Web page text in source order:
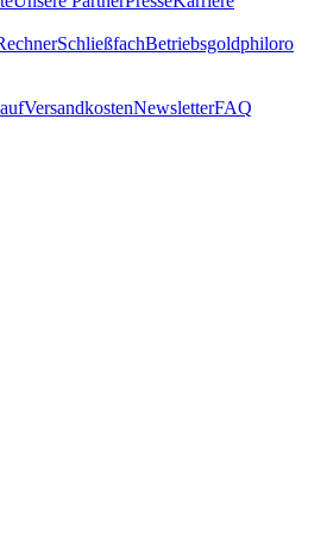
SchließfachBetriebsgoldphiloro
VersandkostenNewsletterFAQ